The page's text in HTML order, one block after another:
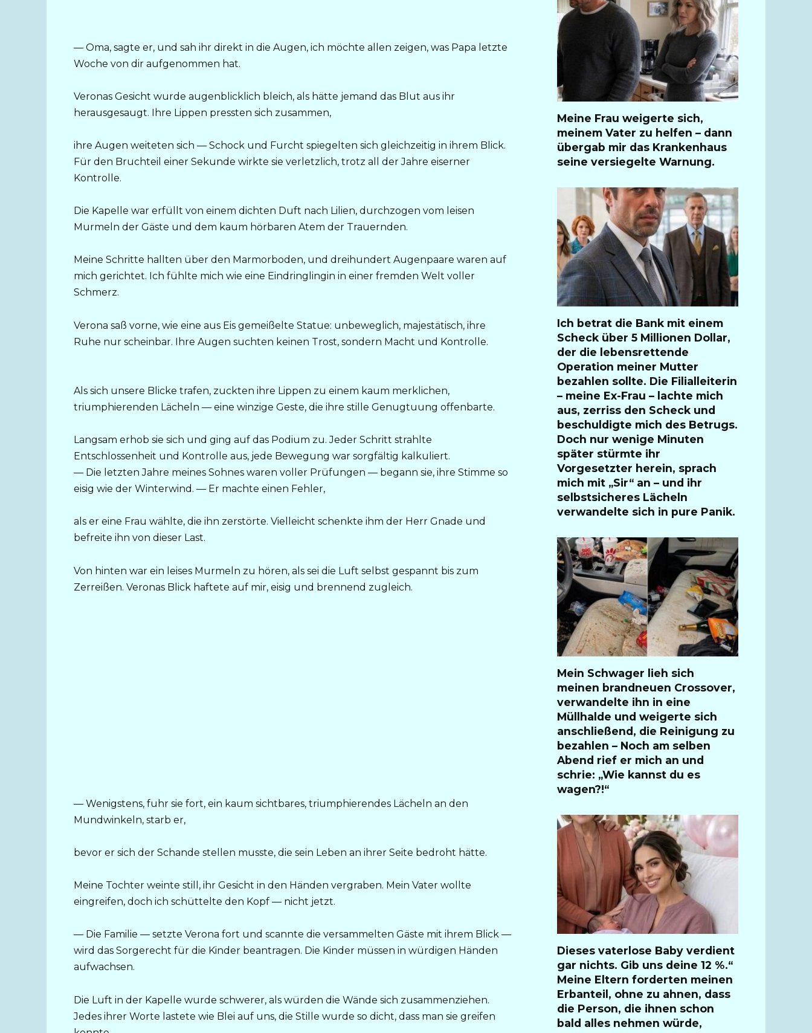
— Oma, sagte er, und sah ihr direkt in die Augen, ich möchte allen zeigen, was Papa letzte
Woche von dir aufgenommen hat.
Veronas Gesicht wurde augenblicklich bleich, als hätte jemand das Blut aus ihr
herausgesaugt. Ihre Lippen pressten sich zusammen,
ihre Augen weiteten sich — Schock und Furcht spiegelten sich gleichzeitig in ihrem Blick.
Für den Bruchteil einer Sekunde wirkte sie verletzlich, trotz all der Jahre eiserner
Kontrolle.
Die Kapelle war erfüllt von einem dichten Duft nach Lilien, durchzogen vom leisen
Murmeln der Gäste und dem kaum hörbaren Atem der Trauernden.
Meine Schritte hallten über den Marmorboden, und dreihundert Augenpaare waren auf
mich gerichtet. Ich fühlte mich wie eine Eindringlingin in einer fremden Welt voller
Schmerz.
Verona saß vorne, wie eine aus Eis gemeißelte Statue: unbeweglich, majestätisch, ihre
Ruhe nur scheinbar. Ihre Augen suchten keinen Trost, sondern Macht und Kontrolle.
Als sich unsere Blicke trafen, zuckten ihre Lippen zu einem kaum merklichen,
triumphierenden Lächeln — eine winzige Geste, die ihre stille Genugtuung offenbarte.
Langsam erhob sie sich und ging auf das Podium zu. Jeder Schritt strahlte
Entschlossenheit und Kontrolle aus, jede Bewegung war sorgfältig kalkuliert.
— Die letzten Jahre meines Sohnes waren voller Prüfungen — begann sie, ihre Stimme so
eisig wie der Winterwind. — Er machte einen Fehler,
als er eine Frau wählte, die ihn zerstörte. Vielleicht schenkte ihm der Herr Gnade und
befreite ihn von dieser Last.
Von hinten war ein leises Murmeln zu hören, als sei die Luft selbst gespannt bis zum
Zerreißen. Veronas Blick haftete auf mir, eisig und brennend zugleich.
— Wenigstens, fuhr sie fort, ein kaum sichtbares, triumphierendes Lächeln an den
Mundwinkeln, starb er,
bevor er sich der Schande stellen musste, die sein Leben an ihrer Seite bedroht hätte.
Meine Tochter weinte still, ihr Gesicht in den Händen vergraben. Mein Vater wollte
eingreifen, doch ich schüttelte den Kopf — nicht jetzt.
— Die Familie — setzte Verona fort und scannte die versammelten Gäste mit ihrem Blick —
wird das Sorgerecht für die Kinder beantragen. Die Kinder müssen in würdigen Händen
aufwachsen.
Die Luft in der Kapelle wurde schwerer, als würden die Wände sich zusammenziehen.
Jedes ihrer Worte lastete wie Blei auf uns, die Stille wurde so dicht, dass man sie greifen
Meine Frau weigerte sich,
meinem Vater zu helfen – dann
übergab mir das Krankenhaus
seine versiegelte Warnung.
Ich betrat die Bank mit einem
Scheck über 5 Millionen Dollar,
der die lebensrettende
Operation meiner Mutter
bezahlen sollte. Die Filialleiterin
– meine Ex-Frau – lachte mich
aus, zerriss den Scheck und
beschuldigte mich des Betrugs.
Doch nur wenige Minuten
später stürmte ihr
Vorgesetzter herein, sprach
mich mit „Sir“ an – und ihr
selbstsicheres Lächeln
verwandelte sich in pure Panik.
Mein Schwager lieh sich
meinen brandneuen Crossover,
verwandelte ihn in eine
Müllhalde und weigerte sich
anschließend, die Reinigung zu
bezahlen – Noch am selben
Abend rief er mich an und
schrie: „Wie kannst du es
wagen?!“
Dieses vaterlose Baby verdient
gar nichts. Gib uns deine 12 %.“
Meine Eltern forderten meinen
Erbanteil, ohne zu ahnen, dass
die Person, die ihnen schon
bald alles nehmen würde,